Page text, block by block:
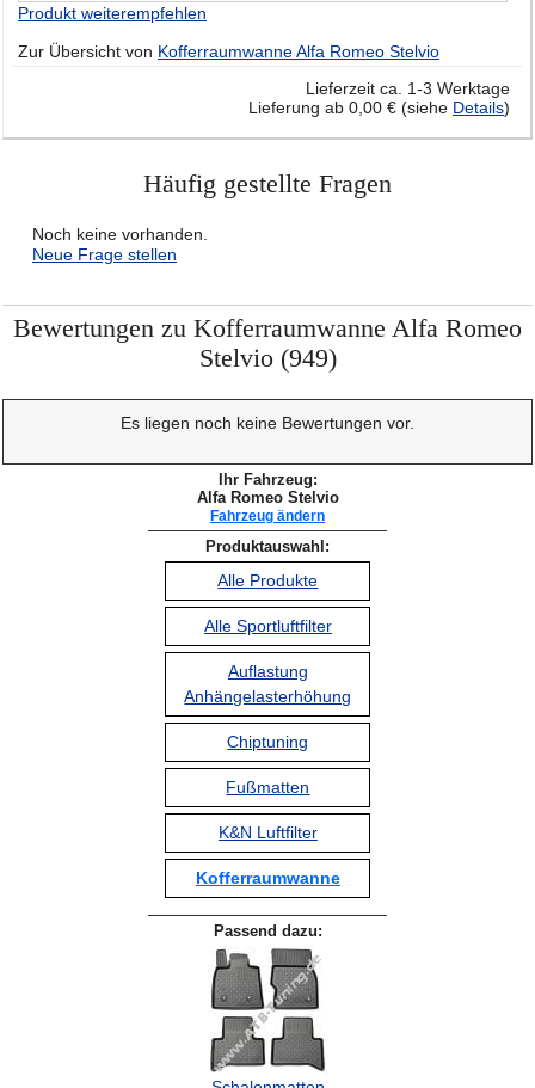
Produkt weiterempfehlen
Zur Übersicht von Kofferraumwanne Alfa Romeo Stelvio
Lieferzeit ca. 1-3 Werktage
Lieferung ab 0,00 € (siehe Details)
Häufig gestellte Fragen
Noch keine vorhanden.
Neue Frage stellen
Bewertungen zu Kofferraumwanne Alfa Romeo
Stelvio (949)
Es liegen noch keine Bewertungen vor.
Ihr Fahrzeug:
Alfa Romeo Stelvio
Fahrzeug ändern
Produktauswahl:
Alle Produkte
Alle Sportluftfilter
Auflastung
Anhängelasterhöhung
Chiptuning
Fußmatten
K&N Luftfilter
Kofferraumwanne
Passend dazu: